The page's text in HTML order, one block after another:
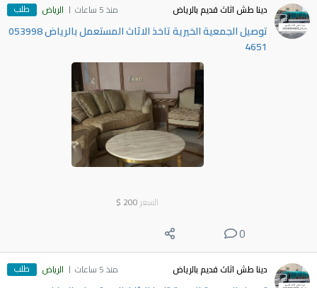
دينا طش اثاث قديم بالرياض منذ 5 ساعات الرياض طلب
توصيل الجمعية الخيرية تاخذ الاثاث المستعمل بالرياض ‎053998
4651
السعر 200
$
0
دينا طش اثاث قديم بالرياض منذ 5 ساعات الرياض طلب